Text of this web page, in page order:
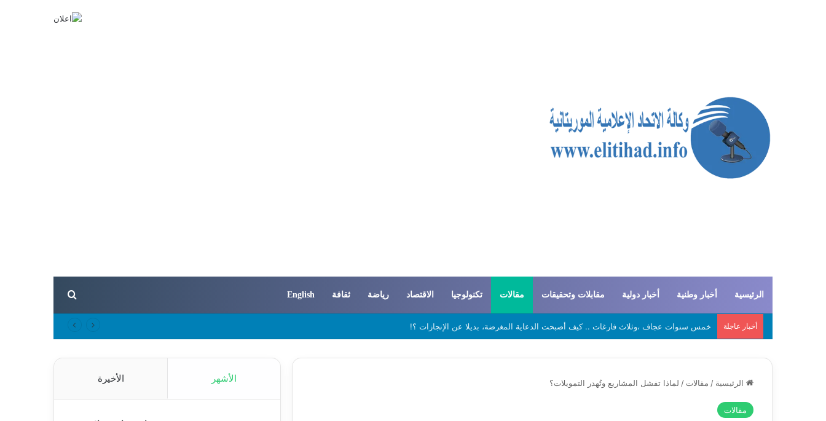
الرئيسية أخبار وطنية أخبار دولية مقابلات وتحقيقات مقالات تكنولوجيا الاقتصاد رياضة ثقافة English بحث عن
أخبار عاجلة لحراطين والبيظان… الهوية المشتركة بين التاريخ والسوسيولوجيا
الرئيسية / مقالات / لماذا تفشل المشاريع وتُهدر التمويلات؟
مقالات
الأشهر الأخيرة